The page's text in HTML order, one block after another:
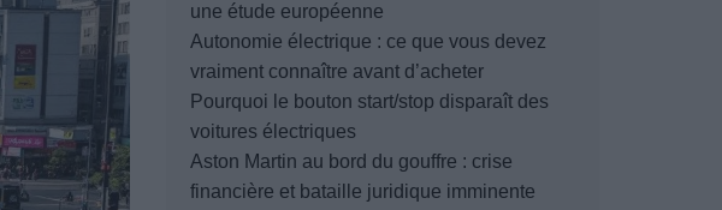
une étude européenne
Autonomie électrique : ce que vous devez
vraiment connaître avant d’acheter
Pourquoi le bouton start/stop disparaît des
voitures électriques
Aston Martin au bord du gouffre : crise
financière et bataille juridique imminente